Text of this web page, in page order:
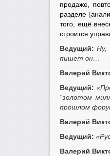
продаже,
разделе
того, ещё
строится
Ведущий: Ну,
пишет он…
Валерий
Ведущий:
“золотом
прошлом
Валерий
Ведущий:
Валерий